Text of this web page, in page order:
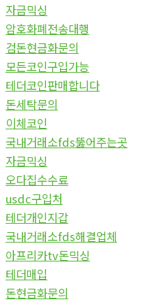
자금믹싱
암호화폐전송대행
검돈현금화문의
모든코인구입가능
테더코인판매합니다
돈세탁문의
이체코인
국내거래소fds뚫어주는곳
자금믹싱
오다집수수료
usdc구입처
테더개인지갑
국내거래소fds해결업체
아프리카tv돈믹싱
테더매입
돈현금화문의